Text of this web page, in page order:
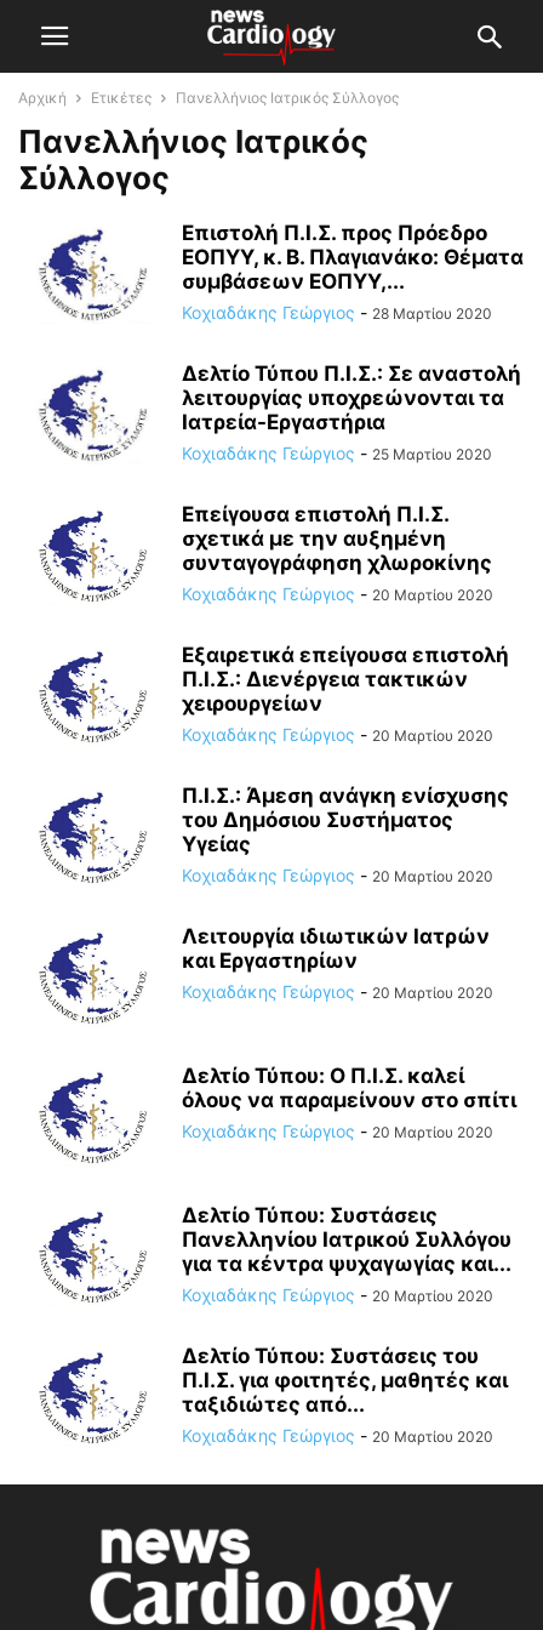
Αρχική Ετικέτες Πανελλήνιος Ιατρικός Σύλλογος
Πανελλήνιος Ιατρικός
Σύλλογος
Επιστολή Π.Ι.Σ. προς Πρόεδρο
ΕΟΠΥΥ, κ. Β. Πλαγιανάκο: Θέματα
συμβάσεων ΕΟΠΥΥ,...
Κοχιαδάκης Γεώργιος - 28 Μαρτίου 2020
Δελτίο Τύπου Π.Ι.Σ.: Σε αναστολή
λειτουργίας υποχρεώνονται τα
Ιατρεία-Εργαστήρια
Κοχιαδάκης Γεώργιος - 25 Μαρτίου 2020
Επείγουσα επιστολή Π.Ι.Σ.
σχετικά με την αυξημένη
συνταγογράφηση χλωροκίνης
Κοχιαδάκης Γεώργιος - 20 Μαρτίου 2020
Εξαιρετικά επείγουσα επιστολή
Π.Ι.Σ.: Διενέργεια τακτικών
χειρουργείων
Κοχιαδάκης Γεώργιος - 20 Μαρτίου 2020
Π.Ι.Σ.: Άμεση ανάγκη ενίσχυσης
του Δημόσιου Συστήματος
Υγείας
Κοχιαδάκης Γεώργιος - 20 Μαρτίου 2020
Λειτουργία ιδιωτικών Ιατρών
και Εργαστηρίων
Κοχιαδάκης Γεώργιος - 20 Μαρτίου 2020
Δελτίο Τύπου: Ο Π.Ι.Σ. καλεί
όλους να παραμείνουν στο σπίτι
Κοχιαδάκης Γεώργιος - 20 Μαρτίου 2020
Δελτίο Τύπου: Συστάσεις
Πανελληνίου Ιατρικού Συλλόγου
για τα κέντρα ψυχαγωγίας και...
Κοχιαδάκης Γεώργιος - 20 Μαρτίου 2020
Δελτίο Τύπου: Συστάσεις του
Π.Ι.Σ. για φοιτητές, μαθητές και
ταξιδιώτες από...
Κοχιαδάκης Γεώργιος - 20 Μαρτίου 2020